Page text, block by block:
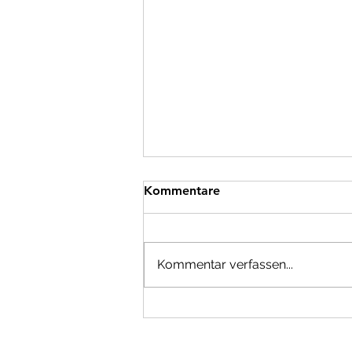
Innere Ruhe finden. Wer will,
NICHT drin hängen bleiben? Die
Antwort ist so einfach wie
Kommentare
Kommentar verfassen...